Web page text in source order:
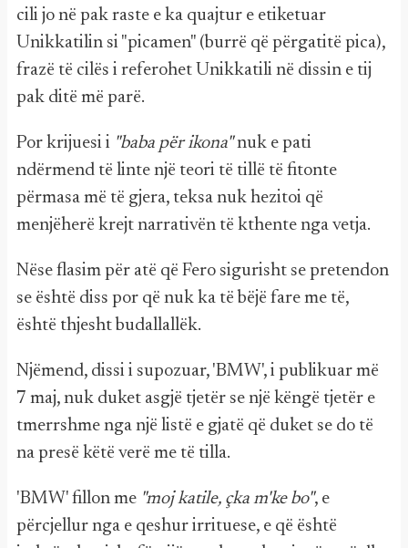
cili jo në pak raste e ka quajtur e etiketuar
Unikkatilin si "picamen" (burrë që përgatitë pica),
frazë të cilës i referohet Unikkatili në dissin e tij
pak ditë më parë.
Por krijuesi i "baba për ikona"nuk e pati
ndërmend të linte një teori të tillë të fitonte
përmasa më të gjera, teksa nuk hezitoi që
menjëherë krejt narrativën të kthente nga vetja.
Nëse flasim për atë që Fero sigurisht se pretendon
se është diss por që nuk ka të bëjë fare me të,
është thjesht budallallëk.
Njëmend, dissi i supozuar, 'BMW', i publikuar më
7 maj, nuk duket asgjë tjetër se një këngë tjetër e
tmerrshme nga një listë e gjatë që duket se do të
na presë këtë verë me të tilla.
'BMW' fillon me "moj katile, çka m'ke bo", e
përcjellur nga e qeshur irrituese, e që është